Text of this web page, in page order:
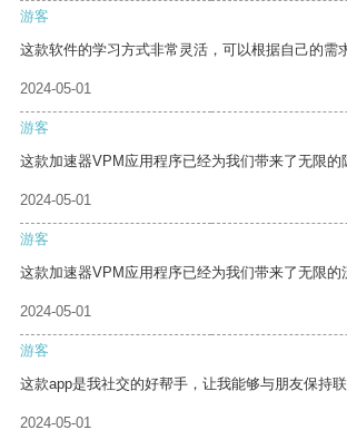
游客
这款软件的学习方式非常灵活，可以根据自己的需
2024-05-01
游客
这款加速器VPM应用程序已经为我们带来了无限的
2024-05-01
游客
这款加速器VPM应用程序已经为我们带来了无限的
2024-05-01
游客
这款app是我社交的好帮手，让我能够与朋友保持联
2024-05-01